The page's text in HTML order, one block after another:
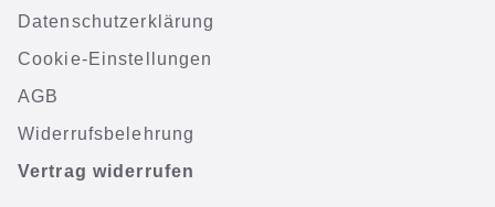
Datenschutzerklärung
Cookie-Einstellungen
AGB
Widerrufsbelehrung
Vertrag widerrufen